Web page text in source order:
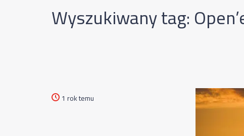
Wyszukiwany tag:
1 rok temu